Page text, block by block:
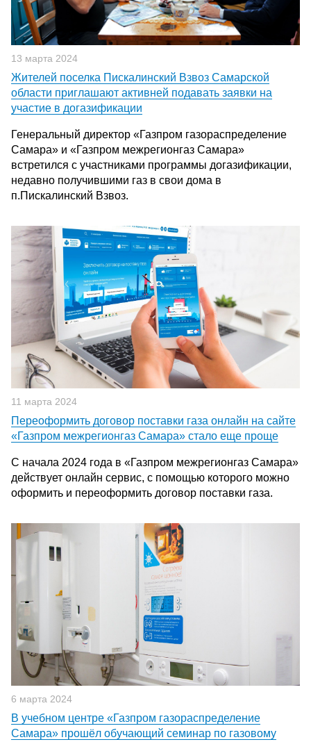
13 марта 2024
Жителей поселка Пискалинский Взвоз Самарской
области приглашают активней подавать заявки на
участие в догазификации
Генеральный директор «Газпром газораспределение
Самара» и «Газпром межрегионгаз Самара»
встретился с участниками программы догазификации,
недавно получившими газ в свои дома в
п.Пискалинский Взвоз.
11 марта 2024
Переоформить договор поставки газа онлайн на сайте
«Газпром межрегионгаз Самара» стало еще проще
С начала 2024 года в «Газпром межрегионгаз Самара»
действует онлайн сервис, с помощью которого можно
оформить и переоформить договор поставки газа.
6 марта 2024
В учебном центре «Газпром газораспределение
Самара» прошёл обучающий семинар по газовому